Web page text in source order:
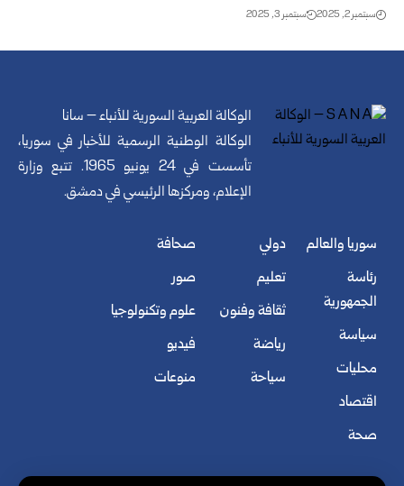
سبتمبر 2, 2025 سبتمبر 3, 2025
الوكالة العربية السورية للأنباء – سانا
الوكالة الوطنية الرسمية للأخبار في سوريا،
تأسست في 24 يونيو 1965. تتبع وزارة
الإعلام، ومركزها الرئيسي في دمشق.
سوريا والعالم
رئاسة
الجمهورية
سياسة
محليات
اقتصاد
صحة
دولي
تعليم
ثقافة وفنون
رياضة
سياحة
صحافة
صور
علوم وتكنولوجيا
فيديو
منوعات